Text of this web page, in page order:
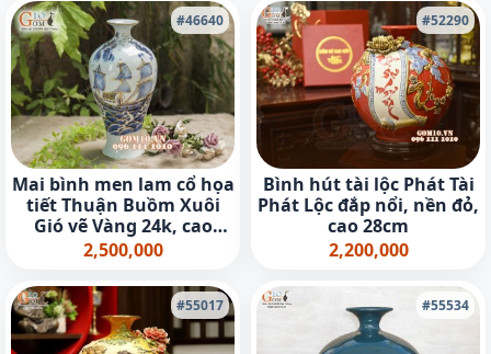
#46640
Mai bình men lam cổ họa
tiết Thuận Buồm Xuôi
Gió vẽ Vàng 24k, cao
36cm
2,500,000
#52290
Bình hút tài lộc Phát Tài
Phát Lộc đắp nổi, nền đỏ,
cao 28cm
2,200,000
#55017 #55534